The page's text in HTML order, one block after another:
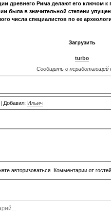
древнего Рима делают его ключом
была в значительной степени
числа специалистов по ее
Загрузить
turbo
Сообщить о неработающей
Добавил: Ильич
авторизоваться. Комментарии от